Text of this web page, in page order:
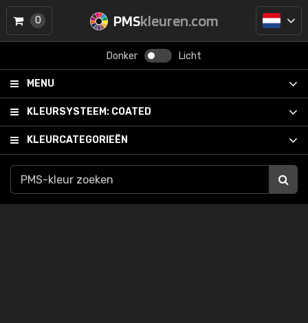
PMSkleuren.com
Donker Licht
MENU
KLEURSYSTEEM: COATED
KLEURCATEGORIEËN
0